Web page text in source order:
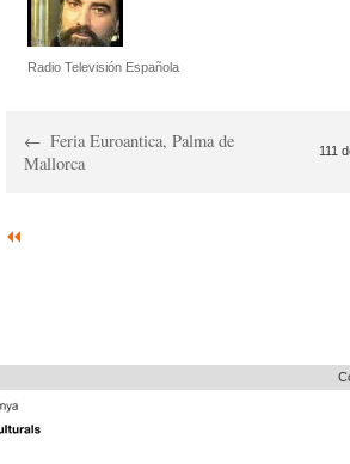
Radio Televisión Española
Feria Euroantica, Palma de
Mallorca
111